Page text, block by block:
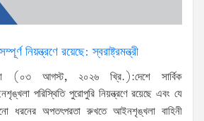
নিয়ন্ত্রণে রয়েছে: স্বরাষ্ট্রমন্ত্রী
(০৩ আগস্ট, ২০২৬ খ্রি.):দেশে সার্বিক
পরিস্থিতি পুরোপুরি নিয়ন্ত্রণে রয়েছে এবং যে
ধরনের অপতৎপরতা রুখতে আইনশৃঙ্খলা বাহিনী